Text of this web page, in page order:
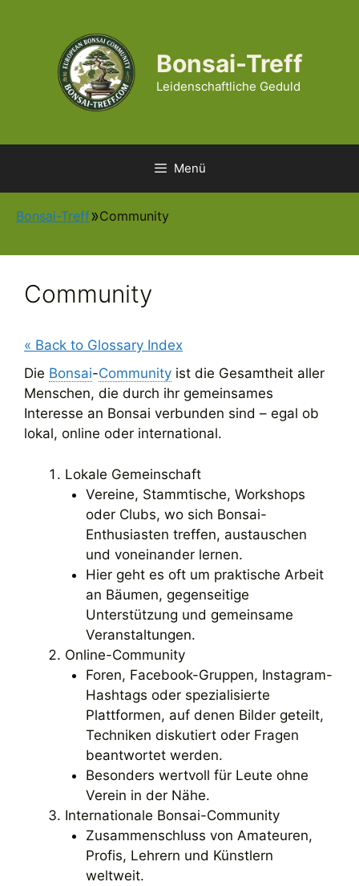
Bonsai-Treff
Leidenschaftliche Geduld
Menü
Bonsai-Treff Community
Community
« Back to Glossary Index
Die Bonsai-Community ist die Gesamtheit aller
Menschen, die durch ihr gemeinsames
Interesse an Bonsai verbunden sind – egal ob
lokal, online oder international.
Lokale Gemeinschaft
Vereine, Stammtische, Workshops
oder Clubs, wo sich Bonsai-
Enthusiasten treffen, austauschen
und voneinander lernen.
Hier geht es oft um praktische Arbeit
an Bäumen, gegenseitige
Unterstützung und gemeinsame
Veranstaltungen.
Online-Community
Foren, Facebook-Gruppen, Instagram-
Hashtags oder spezialisierte
Plattformen, auf denen Bilder geteilt,
Techniken diskutiert oder Fragen
beantwortet werden.
Besonders wertvoll für Leute ohne
Verein in der Nähe.
Internationale Bonsai-Community
Zusammenschluss von Amateuren,
Profis, Lehrern und Künstlern
weltweit.